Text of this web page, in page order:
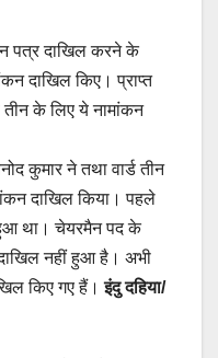
पत्र दाखिल करने के
दाखिल किए। प्राप्त
तीन के लिए ये नामांकन
कुमार ने तथा वार्ड तीन
दाखिल किया। पहले
हुआ था। चेयरमैन पद के
नहीं हुआ है। अभी
किए गए हैं।इंदु दहिया/